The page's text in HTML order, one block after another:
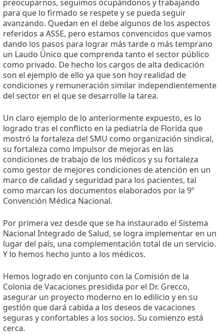
preocuparnos, seguimos ocupándonos y trabajando
para que lo firmado se respete y se pueda seguir
avanzando. Quedan en el debe algunos de los aspectos
referidos a ASSE, pero estamos convencidos que vamos
dando los pasos para lograr más tarde o más temprano
un Laudo Único que comprenda tanto el sector público
como privado. De hecho los cargos de alta dedicación
son el ejemplo de ello ya que son hoy realidad de
condiciones y remuneración similar independientemente
del sector en el que se desarrolle la tarea.
Un claro ejemplo de lo anteriormente expuesto, es lo
logrado tras el conflicto en la pediatría de Florida que
mostró la fortaleza del SMU como organización sindical,
su fortaleza como impulsor de mejoras en las
condiciones de trabajo de los médicos y su fortaleza
como gestor de mejores condiciones de atención en un
marco de calidad y seguridad para los pacientes, tal
como marcan los documentos elaborados por la 9º
Convención Médica Nacional.
Por primera vez desde que se ha instaurado el Sistema
Nacional Integrado de Salud, se logra implementar en un
lugar del país, una complementación total de un servicio.
Y lo hemos hecho junto a los médicos.
Hemos logrado en conjunto con la Comisión de la
Colonia de Vacaciones presidida por el Dr. Grecco,
asegurar un proyecto moderno en lo edilicio y en su
gestión que dará cabida a los deseos de vacaciones
seguras y confortables a los socios. Su comienzo está
cerca.